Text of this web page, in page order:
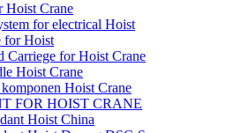
Hoist Crane
for electrical Hoist
for Hoist
Carriege for Hoist Crane
Hoist Crane
Hoist Crane
FOR HOIST CRANE
Hoist China